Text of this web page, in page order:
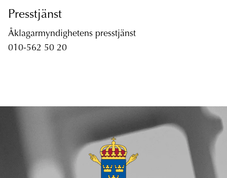
Presstjänst
Åklagarmyndighetens presstjänst
010-562 50 20